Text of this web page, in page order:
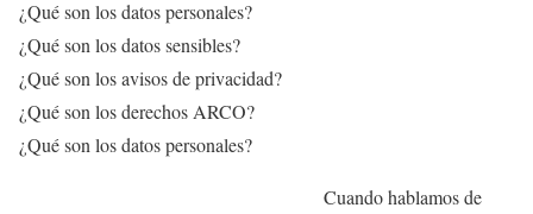
¿Qué son los datos personales?
¿Qué son los datos sensibles?
¿Qué son los avisos de privacidad?
¿Qué son los derechos ARCO?
¿Qué son los datos personales?
Cuando hablamos de